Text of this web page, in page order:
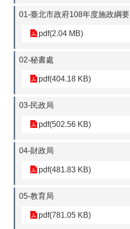
01-臺北市政府108年度施政綱要
pdf(2.04 MB)
02-秘書處
pdf(404.18 KB)
03-民政局
pdf(502.56 KB)
04-財政局
pdf(481.83 KB)
05-教育局
pdf(781.05 KB)